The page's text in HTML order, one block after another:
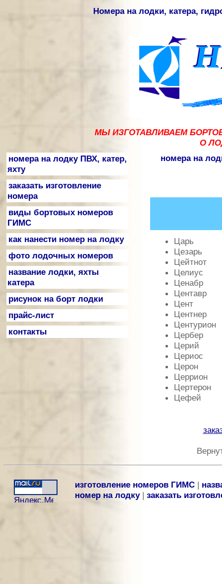
Номера на лодки, катера,
МЫ ИЗГОТАВЛИВАЕМ
О
номера на лодку ПВХ, катер,
яхту
заказать изготовление
номера
виды бортовых номеров
ГИМС
как нанести номер на лодку
фото лодочных номеров
название лодки, яхты
катера
рисунок на борт лодки
прайс-лист
контакты
номера на
Царь
Цезарь
Цейтнот
Целиус
Ценабр
Центавр
Цент
Центнер
Центурион
Цербер
Церий
Цериос
Церон
Церрион
Цертерон
Цефей
изготовление номеров ГИМС |
номер на лодку | заказать